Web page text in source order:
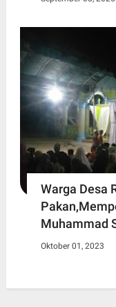
Warga Desa
Muhammad
Oktober 01, 2023